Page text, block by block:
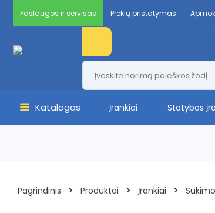
Paslaugos ir servisas Prekių pristatymas
Products
Katalogas Įrankiai Statybos
Pagrindinis > Produktai > Įrankiai >